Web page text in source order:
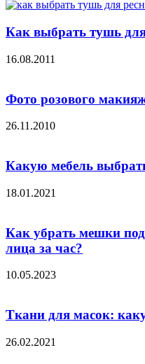
Как выбрать тушь
16.08.2011
Фото розового
26.11.2010
Какую мебель
18.01.2021
Как убрать мешки
лица за час?
10.05.2023
Ткани для масок:
26.02.2021